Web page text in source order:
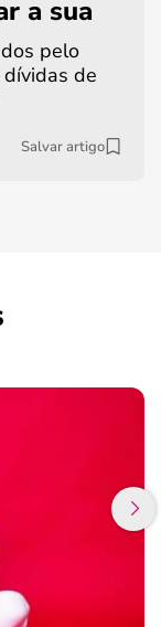
a sua
pelo
de
Salvar artigo